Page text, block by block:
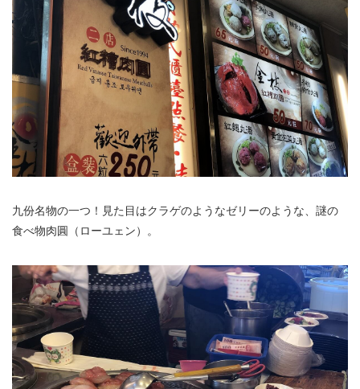
九份名物の一つ！見た目はクラゲのようなゼリーのような、謎の
食べ物肉圓（ローユェン）。